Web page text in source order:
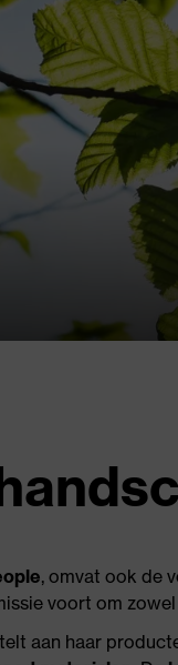
, omvat ook de
voort om
aan haar